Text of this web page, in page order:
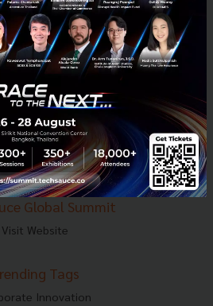
: 06-4658-9500
Media
Techsauce
Services
Privacy Policy
ส่งบทความ
Global Summit
Visit Website
Tags
Innovation